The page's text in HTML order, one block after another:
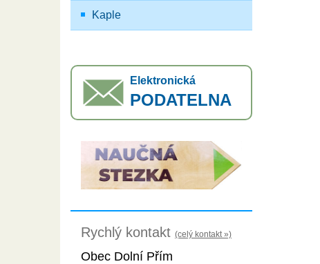
Kaple
Elektronická
PODATELNA
Rychlý kontakt (celý kontakt »)
Obec Dolní Přím